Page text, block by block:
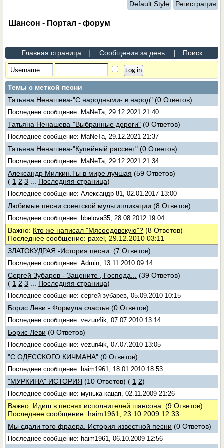
Default Style Регистрация
Шансон - Портал - форум
Главная страница | Сообщения за день | Поиск
Темы с меткой песни
Татьяна Ненашева-"С народными- в народ" (0 Ответов)
Последнее сообщение: MaNeTa, 29.12.2021 21:40
Татьяна Ненашева-"Выбранные дороги" (0 Ответов)
Последнее сообщение: MaNeTa, 29.12.2021 21:37
Татьяна Ненашева-"Купейный рассвет" (0 Ответов)
Последнее сообщение: MaNeTa, 29.12.2021 21:34
Александр Милкин.Ты в мире лучшая (59 Ответов)
( 1 2 3 Последняя страница)
Последнее сообщение: Александр 81, 02.01.2017 13:00
Любимые песни советской мультипликации (8 Ответов)
Последнее сообщение: bbelova35, 28.08.2012 19:04
Важно: Кто же написал "Мясоедовскую"? (8 Ответов)
Последнее сообщение: paxel, 29.12.2010 03:11
ЗЛАТОКУДРАЯ -История песни. (7 Ответов)
Последнее сообщение: Admin, 13.11.2010 09:14
Сергей Зубарев - Зацените , Господа...
(39 Ответов)
( 1 2 3 Последняя страница)
Последнее сообщение: сергей зубарев, 05.09.2010 10:15
Борис Леви - Формула счастья (0 Ответов)
Последнее сообщение: vezun4ik, 07.07.2010 13:14
Борис Леви (0 Ответов)
Последнее сообщение: vezun4ik, 07.07.2010 13:05
"С ОДЕССКОГО КИЧМАНА" (0 Ответов)
Последнее сообщение: haim1961, 18.01.2010 18:53
"МУРКИНА" ИСТОРИЯ (10 Ответов) ( 1 2)
Последнее сообщение: мунька кацап, 02.11.2009 21:26
Важно: Идиш в песнях исполнителей шансона. (9 Ответов)
Последнее сообщение: haim1961, 23.10.2009 12:33
Мы сдали того фраера. История известной песни (0 Ответов)
Последнее сообщение: haim1961, 06.10.2009 12:56